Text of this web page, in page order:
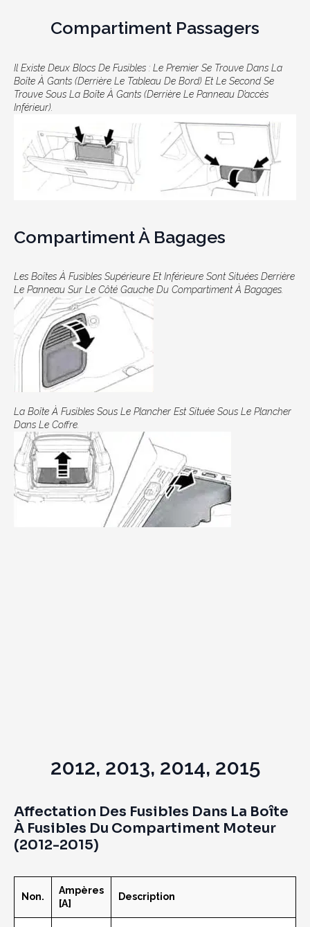
Compartiment Passagers
Il Existe Deux Blocs De Fusibles : Le Premier Se Trouve Dans La
Boîte À Gants (derrière Le Tableau De Bord) Et Le Second Se
Trouve Sous La Boîte À Gants (derrière Le Panneau D’accès
Inférieur).
Compartiment À Bagages
Les Boîtes À Fusibles Supérieure Et Inférieure Sont Situées Derrière
Le Panneau Sur Le Côté Gauche Du Compartiment À Bagages.
La Boîte À Fusibles Sous Le Plancher Est Située Sous Le Plancher
Dans Le Coffre.
2012, 2013, 2014, 2015
Affectation Des Fusibles Dans La Boîte
À Fusibles Du Compartiment Moteur
(2012-2015)
Non.
Ampères
[A]
Description